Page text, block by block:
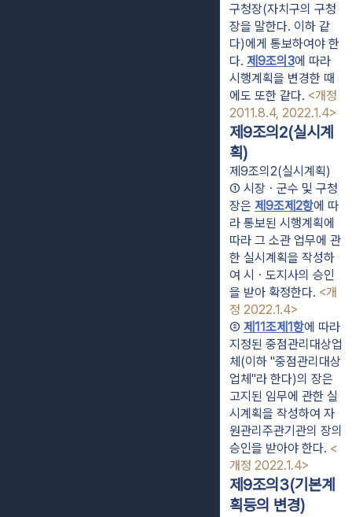
구청장(자치구의 구청
장을 말한다. 이하 같
다)에게 통보하여야 한
다. 제9조의3에 따라
시행계획을 변경한 때
에도 또한 같다. <개정
2011.8.4, 2022.1.4>
제9조의2(실시계
획)
제9조의2(실시계획)
① 시장ㆍ군수 및 구청
장은 제9조제2항에 따
라 통보된 시행계획에
따라 그 소관 업무에 관
한 실시계획을 작성하
여 시ㆍ도지사의 승인
을 받아 확정한다. <개
정 2022.1.4>
② 제11조제1항에 따라
지정된 중점관리대상업
체(이하 "중점관리대상
업체"라 한다)의 장은
고지된 임무에 관한 실
시계획을 작성하여 자
원관리주관기관의 장의
승인을 받아야 한다. <
개정 2022.1.4>
제9조의3(기본계
획등의 변경)